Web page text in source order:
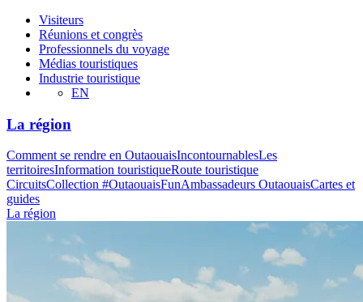
Visiteurs
Réunions et congrès
Professionnels du voyage
Médias touristiques
Industrie touristique
EN
La région
Comment se rendre en OutaouaisIncontournablesLes
territoiresInformation touristiqueRoute touristique
CircuitsCollection #OutaouaisFunAmbassadeurs OutaouaisCartes et
guides
La région